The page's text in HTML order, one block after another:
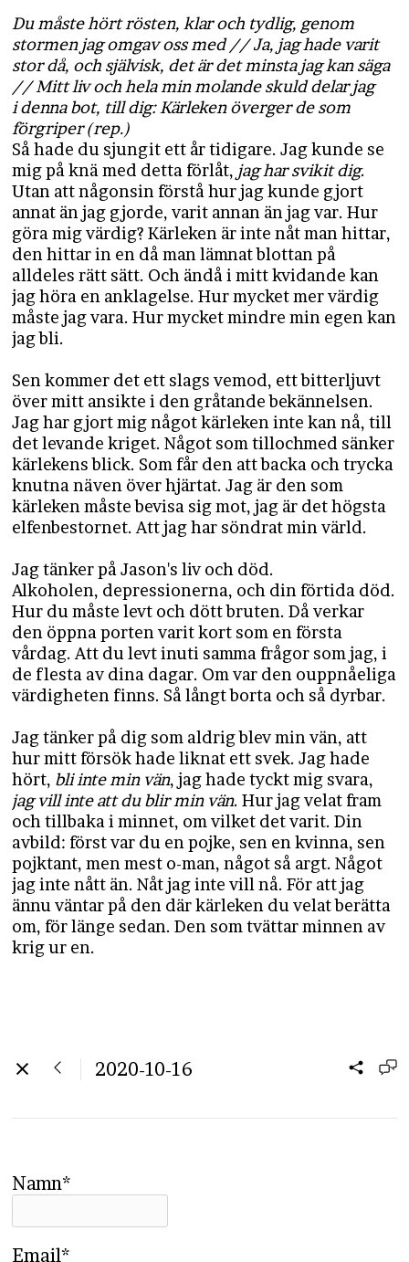
Du måste hört rösten, klar och tydlig, genom
stormen jag omgav oss med // Ja, jag hade varit
stor då, och självisk, det är det minsta jag kan säga
// Mitt liv och hela min molande skuld delar jag
i denna bot, till dig: Kärleken överger de som
förgriper (rep.)
Så hade du sjungit ett år tidigare. Jag kunde se
mig på knä med detta förlåt, jag har svikit dig.
Utan att någonsin förstå hur jag kunde gjort
annat än jag gjorde, varit annan än jag var. Hur
göra mig värdig? Kärleken är inte nåt man hittar,
den hittar in en då man lämnat blottan på
alldeles rätt sätt. Och ändå i mitt kvidande kan
jag höra en anklagelse. Hur mycket mer värdig
måste jag vara. Hur mycket mindre min egen kan
jag bli.
Sen kommer det ett slags vemod, ett bitterljuvt
över mitt ansikte i den gråtande bekännelsen.
Jag har gjort mig något kärleken inte kan nå, till
det levande kriget. Något som tillochmed sänker
kärlekens blick. Som får den att backa och trycka
knutna näven över hjärtat. Jag är den som
kärleken måste bevisa sig mot, jag är det högsta
elfenbestornet. Att jag har söndrat min värld.
Jag tänker på Jason's liv och död.
Alkoholen, depressionerna, och din förtida död.
Hur du måste levt och dött bruten. Då verkar
den öppna porten varit kort som en första
vårdag. Att du levt inuti samma frågor som jag, i
de flesta av dina dagar. Om var den ouppnåeliga
värdigheten finns. Så långt borta och så dyrbar.
Jag tänker på dig som aldrig blev min vän, att
hur mitt försök hade liknat ett svek. Jag hade
hört, bli inte min vän, jag hade tyckt mig svara,
jag vill inte att du blir min vän. Hur jag velat fram
och tillbaka i minnet, om vilket det varit. Din
avbild: först var du en pojke, sen en kvinna, sen
pojktant, men mest o-man, något så argt. Något
jag inte nått än. Nåt jag inte vill nå. För att jag
ännu väntar på den där kärleken du velat berätta
om, för länge sedan. Den som tvättar minnen av
krig ur en.
2020-10-16
Namn*
Email*